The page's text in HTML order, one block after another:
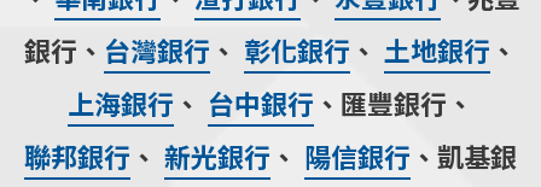
銀行、 台灣銀行 、 彰化銀行 、 土地銀行 、
上海銀行 、 台中銀行 、匯豐銀行、
聯邦銀行 、 新光銀行 、 陽信銀行 、凱基銀